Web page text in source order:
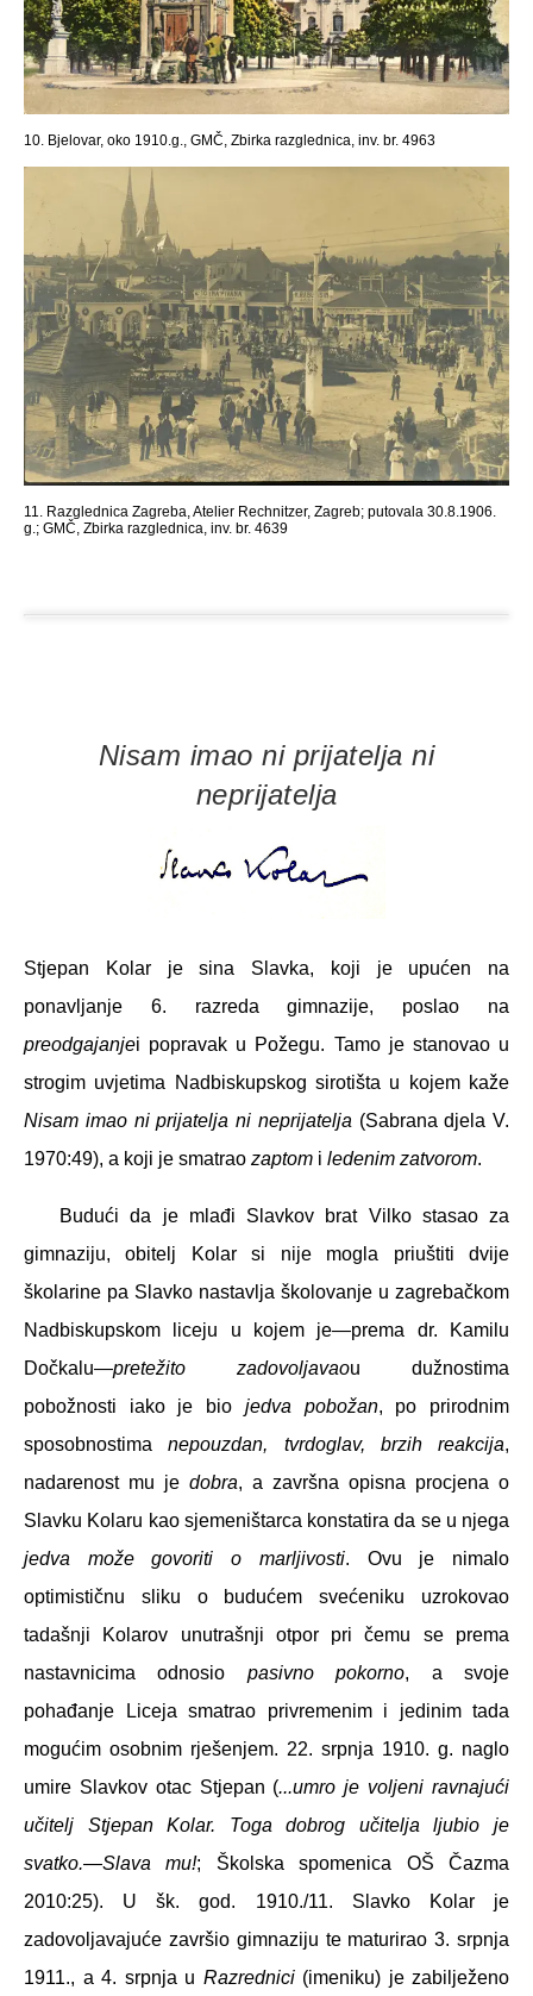
10. Bjelovar, oko 1910.g., GMČ, Zbirka razglednica, inv. br. 4963
11. Razglednica Zagreba, Atelier Rechnitzer, Zagreb; putovala 30.8.1906.
g.; GMČ, Zbirka razglednica, inv. br. 4639
Nisam imao ni prijatelja ni
neprijatelja
Stjepan Kolar je sina Slavka, koji je upućen na
ponavljanje 6. razreda gimnazije, poslao na
preodgajanjei popravak u Požegu. Tamo je stanovao u
strogim uvjetima Nadbiskupskog sirotišta u kojem kaže
Nisam imao ni prijatelja ni neprijatelja (Sabrana djela V.
1970:49), a koji je smatrao zaptom i ledenim zatvorom.
Budući da je mlađi Slavkov brat Vilko stasao za
gimnaziju, obitelj Kolar si nije mogla priuštiti dvije
školarine pa Slavko nastavlja školovanje u zagrebačkom
Nadbiskupskom liceju u kojem je—prema dr. Kamilu
Dočkalu—pretežito zadovoljavaou dužnostima
pobožnosti iako je bio jedva pobožan, po prirodnim
sposobnostimanepouzdan, tvrdoglav, brzih reakcija,
nadarenost mu je dobra, a završna opisna procjena o
Slavku Kolaru kao sjemeništarca konstatira da se u njega
jedva može govoriti o marljivosti. Ovu je nimalo
optimističnu sliku o budućem svećeniku uzrokovao
tadašnji Kolarov unutrašnji otpor pri čemu se prema
nastavnicima odnosio pasivno pokorno, a svoje
pohađanje Liceja smatrao privremenim i jedinim tada
mogućim osobnim rješenjem. 22. srpnja 1910. g. naglo
umire Slavkov otac Stjepan (...umro je voljeni ravnajući
učitelj Stjepan Kolar. Toga dobrog učitelja ljubio je
svatko.—Slava mu!; Školska spomenica OŠ Čazma
2010:25). U šk. god. 1910./11. Slavko Kolar je
zadovoljavajuće završio gimnaziju te maturirao 3. srpnja
1911., a 4. srpnja u Razrednici(imeniku) je zabilježeno